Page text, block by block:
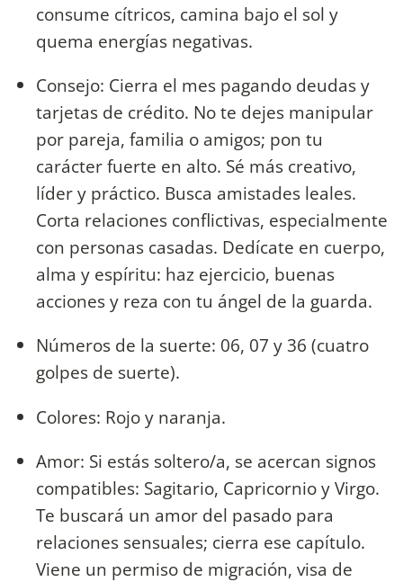
consume cítricos, camina bajo el sol y
quema energías negativas.
Consejo: Cierra el mes pagando deudas y
tarjetas de crédito. No te dejes manipular
por pareja, familia o amigos; pon tu
carácter fuerte en alto. Sé más creativo,
líder y práctico. Busca amistades leales.
Corta relaciones conflictivas, especialmente
con personas casadas. Dedícate en cuerpo,
alma y espíritu: haz ejercicio, buenas
acciones y reza con tu ángel de la guarda.
Números de la suerte: 06, 07 y 36 (cuatro
golpes de suerte).
Colores: Rojo y naranja.
Amor: Si estás soltero/a, se acercan signos
compatibles: Sagitario, Capricornio y Virgo.
Te buscará un amor del pasado para
relaciones sensuales; cierra ese capítulo.
Viene un permiso de migración, visa de